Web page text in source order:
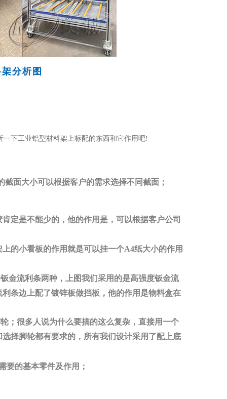
分析图
下工业铝型材料架上标配的东西和它作用吧!
面大小可以根据客户的需求选择不同截面；
是不能少的，他的作用是，可以根据客户公司
小看板的作用就是可以挂一个A4纸大小的作用
流利条两种，上图我们采用的是高强度钣金流
条边上配了镀锌板做挡板，他的作用是物料盒在
很多人说为什么要搞的这么复杂，直接用一个
择脚轮都有要求的，所有我们设计采用了配上底
的基本零件及作用；